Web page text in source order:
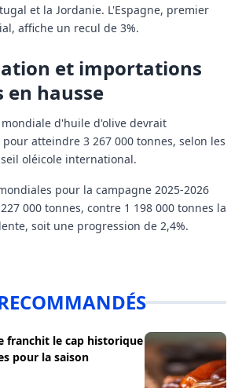
et la Jordanie. L'Espagne, premier
affiche un recul de 3%.
et importations
en hausse
d'huile d'olive devrait
atteindre 3 267 000 tonnes, selon les
oléicole international.
pour la campagne 2025-2026
000 tonnes, contre 1 198 000 tonnes la
soit une progression de 2,4%.
franchit le cap historique
pour la saison